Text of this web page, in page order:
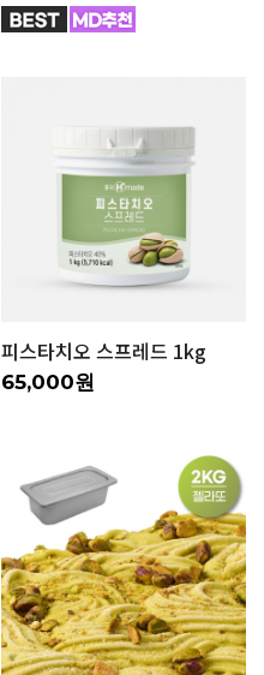
피스타치오 스프레드 1kg
65,000원